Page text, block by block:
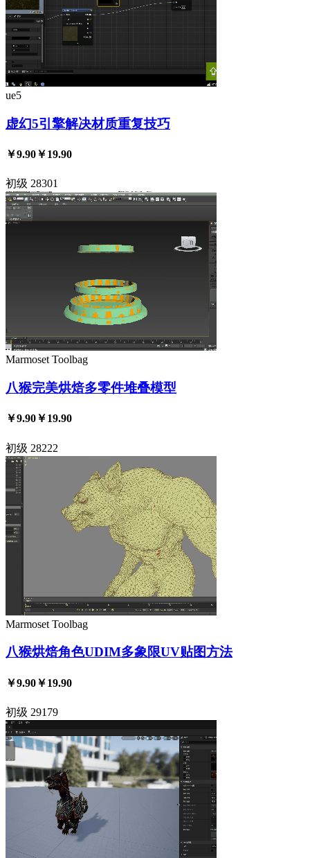
ue5
虚幻5引擎解决材质重复技巧
￥9.90￥19.90
初级 28301
Marmoset Toolbag
八猴完美烘焙多零件堆叠模型
￥9.90￥19.90
初级 28222
Marmoset Toolbag
八猴烘焙角色UDIM多象限UV贴图方法
￥9.90￥19.90
初级 29179